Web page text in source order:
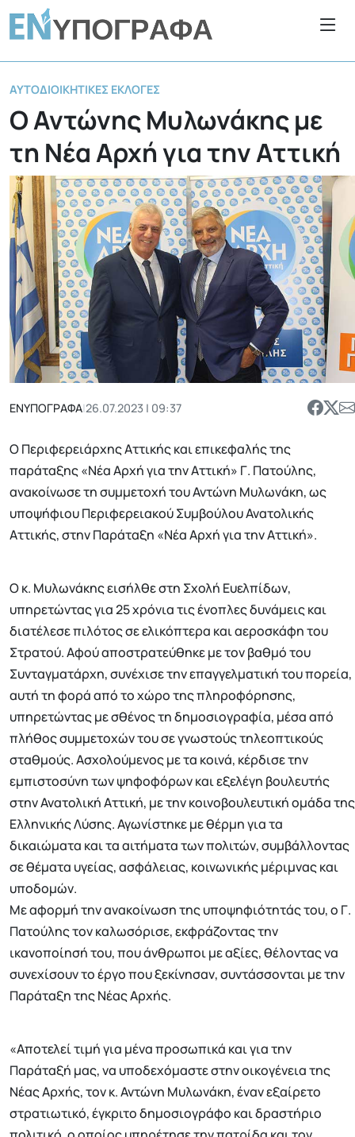
ΑΥΤΟΔΙΟΙΚΗΤΙΚΈΣ ΕΚΛΟΓΈΣ
Ο Αντώνης Μυλωνάκης με
τη Νέα Αρχή για την Αττική
ΕΝΥΠΟΓΡΑΦΑ|26.07.2023 | 09:37
Ο Περιφερειάρχης Αττικής και επικεφαλής της
παράταξης «Νέα Αρχή για την Αττική» Γ. Πατούλης,
ανακοίνωσε τη συμμετοχή του Αντώνη Μυλωνάκη, ως
υποψήφιου Περιφερειακού Συμβούλου Ανατολικής
Αττικής, στην Παράταξη «Νέα Αρχή για την Αττική».
Ο κ. Μυλωνάκης εισήλθε στη Σχολή Ευελπίδων,
υπηρετώντας για 25 χρόνια τις ένοπλες δυνάμεις και
διατέλεσε πιλότος σε ελικόπτερα και αεροσκάφη του
Στρατού. Αφού αποστρατεύθηκε με τον βαθμό του
Συνταγματάρχη, συνέχισε την επαγγελματική του πορεία,
αυτή τη φορά από το χώρο της πληροφόρησης,
υπηρετώντας με σθένος τη δημοσιογραφία, μέσα από
πλήθος συμμετοχών του σε γνωστούς τηλεοπτικούς
σταθμούς. Ασχολούμενος με τα κοινά, κέρδισε την
εμπιστοσύνη των ψηφοφόρων και εξελέγη βουλευτής
στην Ανατολική Αττική, με την κοινοβουλευτική ομάδα της
Ελληνικής Λύσης. Αγωνίστηκε με θέρμη για τα
δικαιώματα και τα αιτήματα των πολιτών, συμβάλλοντας
σε θέματα υγείας, ασφάλειας, κοινωνικής μέριμνας και
υποδομών.
Με αφορμή την ανακοίνωση της υποψηφιότητάς του, ο Γ.
Πατούλης τον καλωσόρισε, εκφράζοντας την
ικανοποίησή του, που άνθρωποι με αξίες, θέλοντας να
συνεχίσουν το έργο που ξεκίνησαν, συντάσσονται με την
Παράταξη της Νέας Αρχής.
«Αποτελεί τιμή για μένα προσωπικά και για την
Παράταξή μας, να υποδεχόμαστε στην οικογένεια της
Νέας Αρχής, τον κ. Αντώνη Μυλωνάκη, έναν εξαίρετο
στρατιωτικό, έγκριτο δημοσιογράφο και δραστήριο